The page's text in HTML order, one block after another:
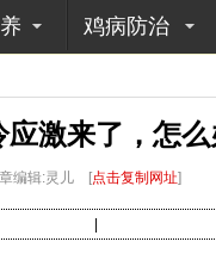
鸡病防治
应激来了，怎
编辑:灵儿 [点击复制网址]